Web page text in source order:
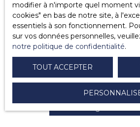
Fiche de
modifier à n'importe quel moment
cookies″ en bas de notre site, à
essentiels à son fonctionnement.
sur vos données personnelles,
notre politique de confidentialité.
TOUT ACCEPTER